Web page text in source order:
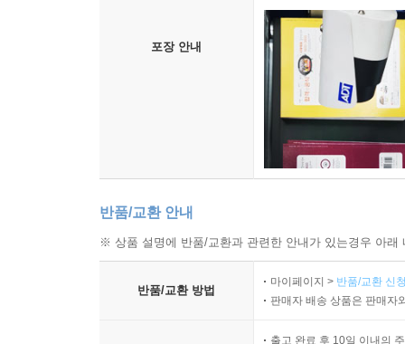
포장 안내
반품/교환 안내
※ 상품 설명에 반품/교환과 관련한 안내가 있는경우 아
반품/교환 방법
마이페이지 > 반품/교환 신
판매자 배송 상품은 판매자
출고 완료 후 10일 이내의